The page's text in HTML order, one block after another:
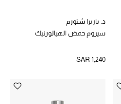
د. باربرا شتورم
سيروم حمض الهيالورنيك
SAR 1,240